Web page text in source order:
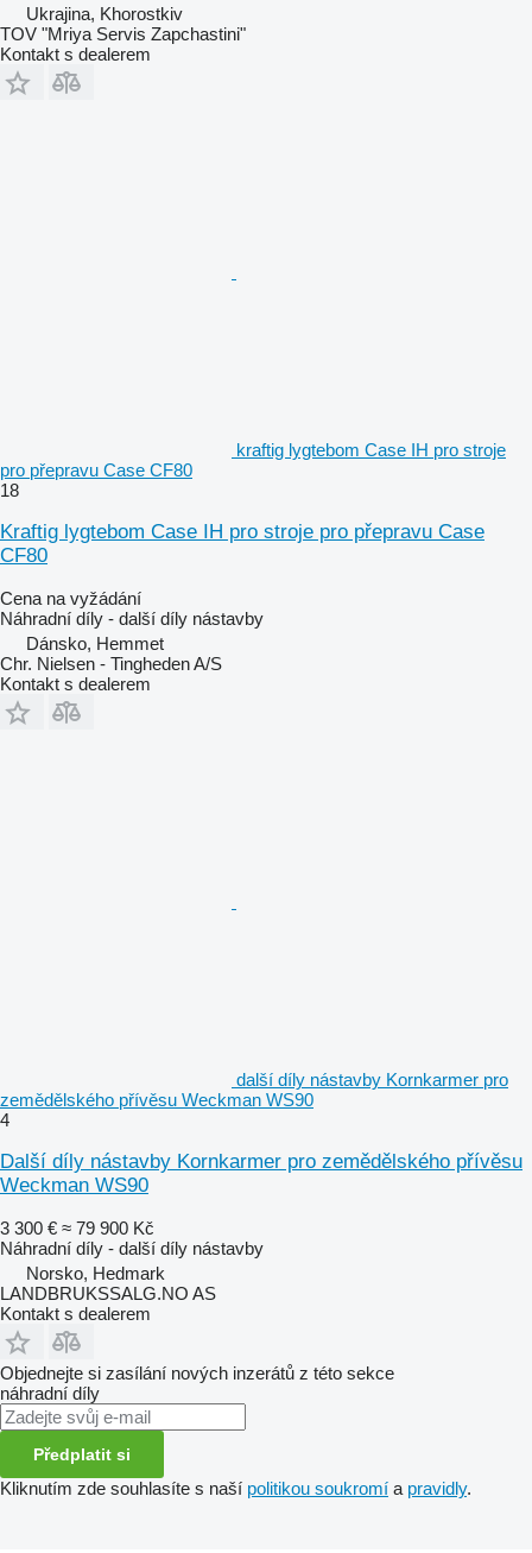
Ukrajina, Khorostkiv
TOV "Mriya Servis Zapchastini"
Kontakt s dealerem
kraftig lygtebom Case IH pro stroje
pro přepravu Case CF80
18
Kraftig lygtebom Case IH pro stroje pro přepravu Case
CF80
Cena na vyžádání
Náhradní díly - další díly nástavby
Dánsko, Hemmet
Chr. Nielsen - Tingheden A/S
Kontakt s dealerem
další díly nástavby Kornkarmer pro
zemědělského přívěsu Weckman WS90
4
Další díly nástavby Kornkarmer pro zemědělského přívěsu
Weckman WS90
3 300 € ≈ 79 900 Kč
Náhradní díly - další díly nástavby
Norsko, Hedmark
LANDBRUKSSALG.NO AS
Kontakt s dealerem
Objednejte si zasílání nových inzerátů z této sekce
náhradní díly
Předplatit si
Kliknutím zde souhlasíte s naší politikou soukromí a pravidly.